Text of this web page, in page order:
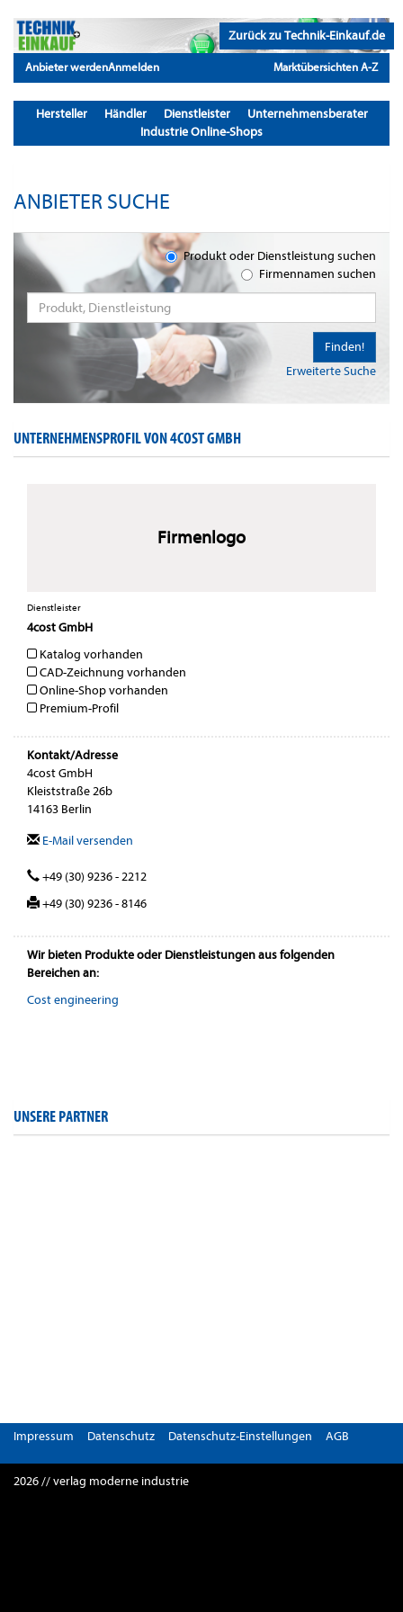
Zurück zu Technik-Einkauf.de
Anbieter werdenAnmelden Marktübersichten A-Z
Hersteller Händler Dienstleister
Unternehmensberater
Industrie Online-Shops
ANBIETER SUCHE
Produkt oder Dienstleistung suchen
Firmennamen suchen
Erweiterte Suche
Finden!
UNTERNEHMENSPROFIL VON 4COST GMBH
Firmenlogo
Dienstleister
4cost GmbH
Katalog vorhanden
CAD-Zeichnung vorhanden
Online-Shop vorhanden
Premium-Profil
Kontakt/Adresse
4cost GmbH
Kleiststraße 26b
14163 Berlin
E-Mail versenden
+49 (30) 9236 - 2212
+49 (30) 9236 - 8146
Wir bieten Produkte oder Dienstleistungen aus folgenden
Bereichen an:
Cost engineering
UNSERE PARTNER
Impressum Datenschutz Datenschutz-Einstellungen AGB
2026 // verlag moderne industrie